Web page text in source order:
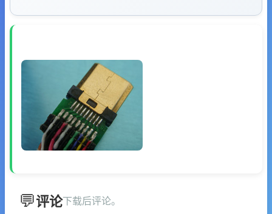
评论下载后评论。